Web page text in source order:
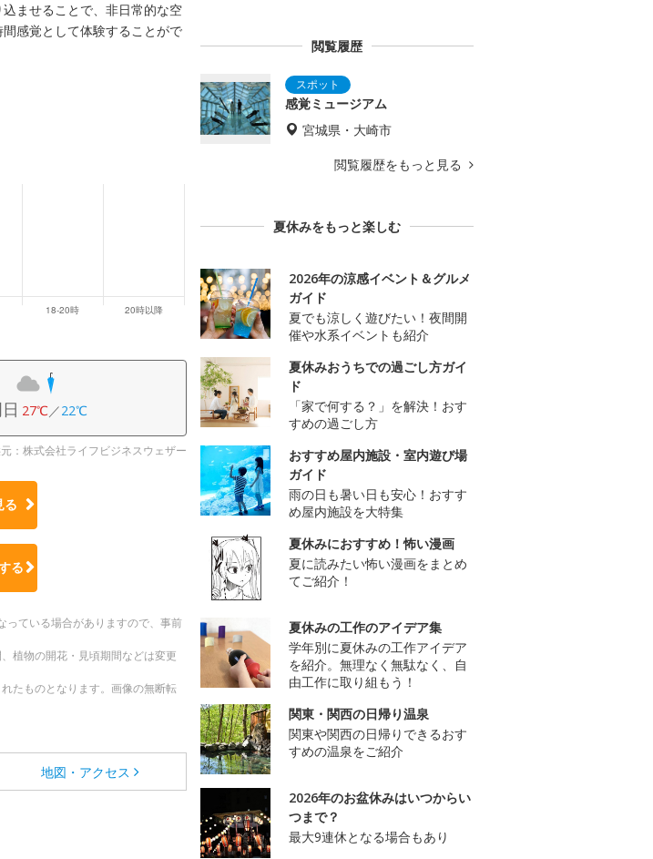
ませることで、非日常的な空
感覚として体験することがで
27℃／22℃
：株式会社ライフビジネスウェザー
る
る
ている場合がありますので、事前
植物の開花・見頃期間などは変更
たものとなります。画像の無断転
地図・アクセス
閲覧履歴
感覚ミュージアム
宮城県・大崎市
閲覧履歴をもっと見る
夏休みをもっと楽しむ
2026年の涼感イベント＆グルメ
ガイド
夏でも涼しく遊びたい！夜間開
催や水系イベントも紹介
夏休みおうちでの過ごし方ガイ
ド
「家で何する？」を解決！おす
すめの過ごし方
おすすめ屋内施設・室内遊び場
ガイド
雨の日も暑い日も安心！おすす
め屋内施設を大特集
夏休みにおすすめ！怖い漫画
夏に読みたい怖い漫画をまとめ
てご紹介！
夏休みの工作のアイデア集
学年別に夏休みの工作アイデア
を紹介。無理なく無駄なく、自
由工作に取り組もう！
関東・関西の日帰り温泉
関東や関西の日帰りできるおす
すめの温泉をご紹介
2026年のお盆休みはいつからい
つまで？
最大9連休となる場合もあり